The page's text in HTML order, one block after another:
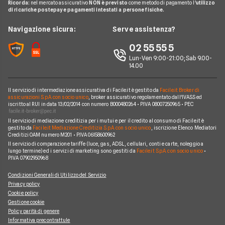
News
Contatti
Miglior Fornitore Gas
A2A
Edison
Iren
Optima
Sorgenia
Fornitori Energetici
Glossario Gas e Luce
Notizie Luce e Gas
Argomenti in evidenza Gas e Luce
Ricorda: nel mercato assicurativoNON è previsto come metodo di pagamento l'utilizzo
di ricariche postepay e pagamenti intestati a persone fisiche.
Navigazione sicura: Serve assistenza?
02 55 55 5
Lun-Ven 9:00-21:00; Sab 9.00-
14.00
Il servizio di intermediazione assicurativa di Facile.it è gestito da Facile.it Broker di
assicurazioni S.p.A. con socio unico, broker assicurativo regolamentato dall'IVASS ed
iscritto al RUI in data 13/02/2014 con numero B000480264 • P.IVA 08007250965 • PEC
Il servizio di mediazione creditizia per i mutui e per il credito al consumo di Facile.it è
gestito da Facile.it Mediazione Creditizia S.p.A. con socio unico, iscrizione Elenco Mediatori
Creditizi OAM numero M201 • P.IVA 06158600962
Il servizio di comparazione tariffe (luce, gas, ADSL, cellulari, conti e carte, noleggio a
lungo termine) ed i servizi di marketing sono gestiti da Facile.it S.p.A. con socio unico•
P.IVA 07902950968
Condizioni Generali di Utilizzo del Servizio
Privacy policy
Cookie policy
Gestione cookie
Policy parità di genere
Informativa precontrattule